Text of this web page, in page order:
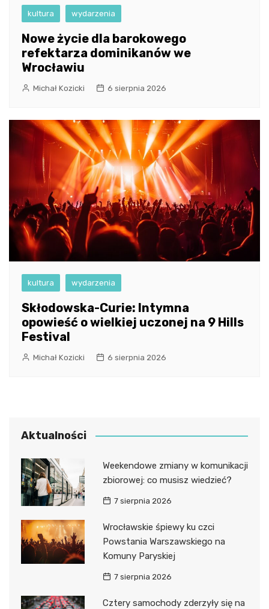
kultura wydarzenia
Nowe życie dla barokowego
refektarza dominikanów we
Wrocławiu
Michał Kozicki 6 sierpnia 2026
kultura wydarzenia
Skłodowska-Curie: Intymna
opowieść o wielkiej uczonej na 9 Hills
Festival
Michał Kozicki 6 sierpnia 2026
Aktualności
Weekendowe zmiany w komunikacji
zbiorowej: co musisz wiedzieć?
7 sierpnia 2026
Wrocławskie śpiewy ku czci
Powstania Warszawskiego na
Komuny Paryskiej
7 sierpnia 2026
Cztery samochody zderzyły się na